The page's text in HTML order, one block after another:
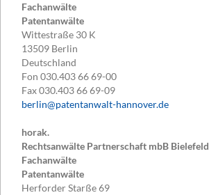
Fachanwälte
Patentanwälte
Wittestraße 30 K
13509 Berlin
Deutschland
Fon 030.403 66 69-00
Fax030.403 66 69-09
berlin@patentanwalt-hannover.de
horak.
Rechtsanwälte Partnerschaft mbB Bielefeld
Fachanwälte
Patentanwälte
Herforder Starße 69